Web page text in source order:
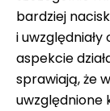
bardziej
i
aspekcie
sprawiają, że
uwzględnione